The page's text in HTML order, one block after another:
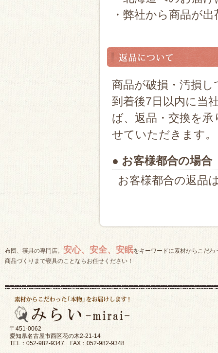
・弊社から商品が
商品が破損・汚損
到着後7日以内に当
ば、返品・交換を
せていただきます。
● お客様都合の場合
お客様都合の返品
布団、寝具の専門店。 安心、安全、安眠をキーワードに素材からこだわ
商品づくりまで寝具のことならお任せください！
〒451-0062
愛知県名古屋市西区花の木2-21-14
TEL：052-982-9347 FAX：052-982-9348